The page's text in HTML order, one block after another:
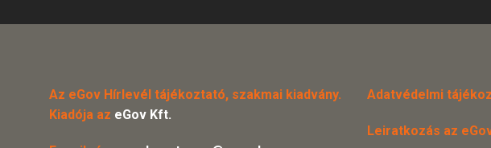
Az eGov Hírlevél tájékoztató, szakmai kiadvány.
Kiadója az eGov Kft.
Adatvédelmi
Leiratkozás az